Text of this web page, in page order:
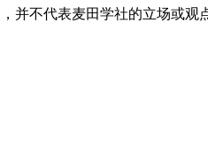
并不代表麦田学社的立场或观